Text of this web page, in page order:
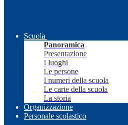
Scuola
Panoramica
Presentazione
I luoghi
Le persone
I numeri della scuola
Le carte della scuola
La storia
Organizzazione
Personale scolastico